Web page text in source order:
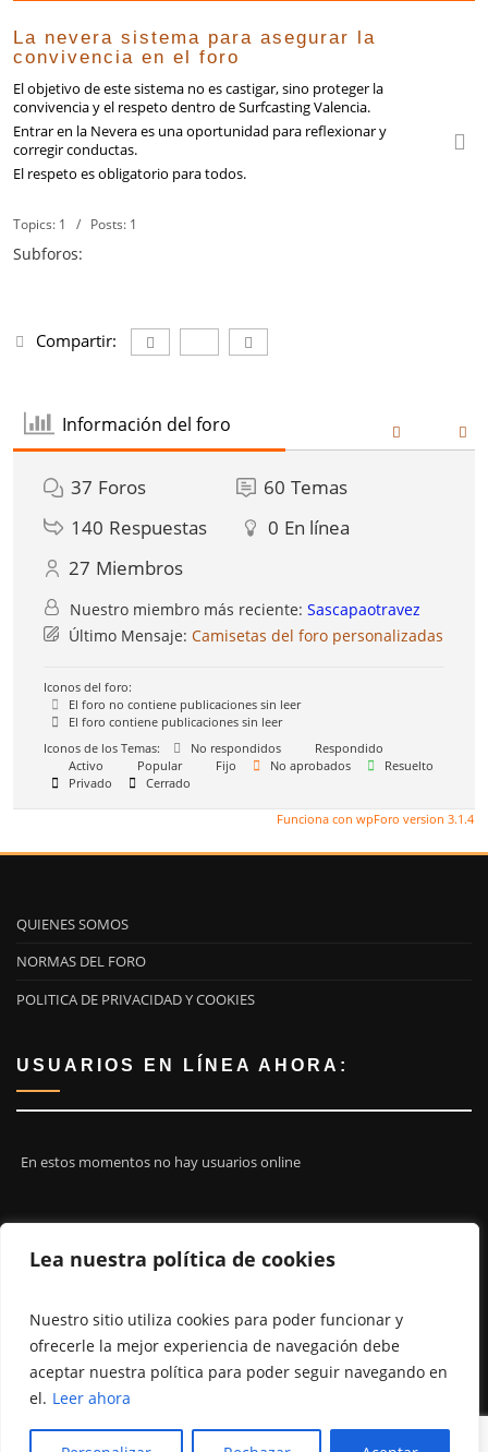
Lea nuestra política de cookies
Nuestro sitio utiliza cookies para poder funcionar y
ofrecerle la mejor experiencia de navegación debe
aceptar nuestra política para poder seguir navegando en
el. Leer ahora
La nevera sistema para asegurar la
convivencia en el foro
El objetivo de este sistema no es castigar, sino proteger la
convivencia y el respeto dentro de Surfcasting Valencia.
Entrar en la Nevera es una oportunidad para reflexionar y
corregir conductas.
El respeto es obligatorio para todos.
Topics: 1 / Posts: 1
Subforos:
Compartir:
Información del foro
37 Foros 60 Temas
140 Respuestas 0 En línea
27 Miembros
Nuestro miembro más reciente:Sascapaotravez
Último Mensaje:Camisetas del foro personalizadas
Iconos del foro:
El foro no contiene publicaciones sin leer
El foro contiene publicaciones sin leer
Iconos de los Temas:
No respondidos
Respondido
Activo
Popular Fijo No aprobados
Resuelto
Privado
Cerrado
Funciona con wpForo version 3.1.4
QUIENES SOMOS
NORMAS DEL FORO
POLITICA DE PRIVACIDAD Y COOKIES
USUARIOS EN LÍNEA AHORA:
En estos momentos no hay usuarios online
¡ÚNETE A NOSOTROS!